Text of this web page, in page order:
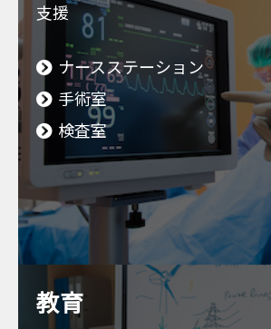
支援
ナースステーション
手術室
検査室
教育